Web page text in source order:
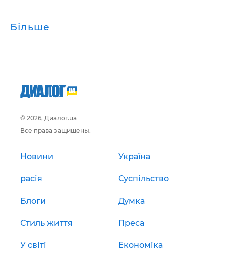
Більше
© 2026, Диалог.ua
Все права защищены.
Новини Україна
расія Суспільство
Блоги Думка
Стиль життя Преса
У світі Економіка